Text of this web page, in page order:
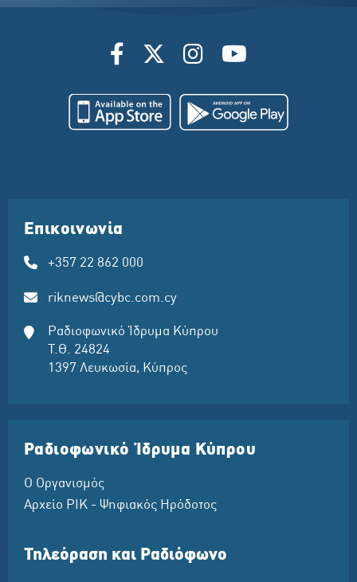
Επικοινωνία
+357 22 862 000
riknews@cybc.com.cy
Ραδιοφωνικό Ίδρυμα Κύπρου
Τ.Θ. 24824
1397 Λευκωσία, Κύπρος
Ραδιοφωνικό Ίδρυμα Κύπρου
Ο Οργανισμός
Αρχείο ΡΙΚ - Ψηφιακός Ηρόδοτος
Τηλεόραση και Ραδιόφωνο